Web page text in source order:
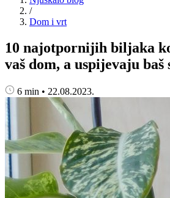
/
Dom i vrt
10 najotpornijih biljaka
vaš dom, a uspijevaju baš
6 min • 22.08.2023.